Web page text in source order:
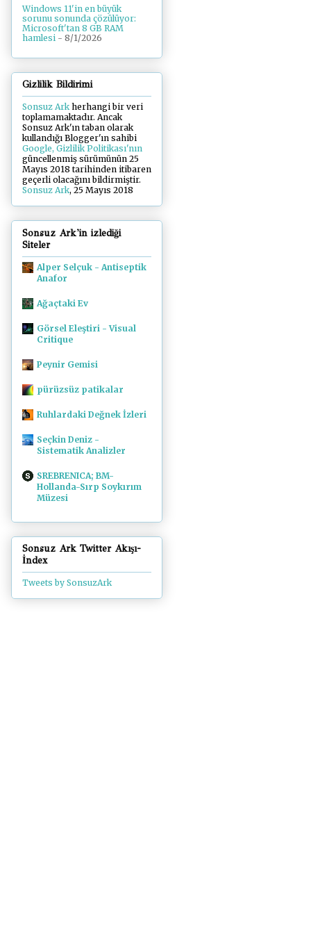
Windows 11'in en büyük
sorunu sonunda çözülüyor:
Microsoft'tan 8 GB RAM
hamlesi - 8/1/2026
Gizlilik Bildirimi
Sonsuz Arkherhangi bir veri
toplamamaktadır. Ancak
Sonsuz Ark'ın taban olarak
kullandığı Blogger'ın sahibi
Google, Gizlilik Politikası'nın
güncellenmiş sürümünün 25
Mayıs 2018 tarihinden itibaren
geçerli olacağını bildirmiştir.
Sonsuz Ark, 25 Mayıs 2018
Sonsuz Ark'in izlediği
Siteler
Alper Selçuk - Antiseptik
Anafor
Ağaçtaki Ev
Görsel Eleştiri - Visual
Critique
Peynir Gemisi
pürüzsüz patikalar
Ruhlardaki Değnek İzleri
Seçkin Deniz -
Sistematik Analizler
SREBRENICA; BM-
Hollanda-Sırp Soykırım
Müzesi
Sonsuz Ark Twitter Akışı-
İndex
Tweets by SonsuzArk